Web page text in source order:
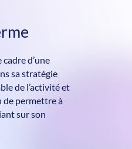
d’une
sa stratégie
de l’activité et
de permettre à
sur son